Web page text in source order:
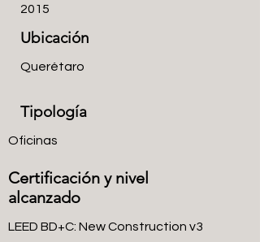
2015
Ubicación
Querétaro
Tipología
Oficinas
Certificación y nivel
alcanzado
LEED BD+C: New Construction v3